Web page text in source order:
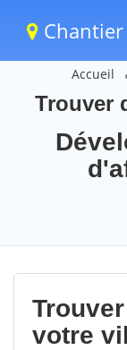
Accueil
Trouver
votre